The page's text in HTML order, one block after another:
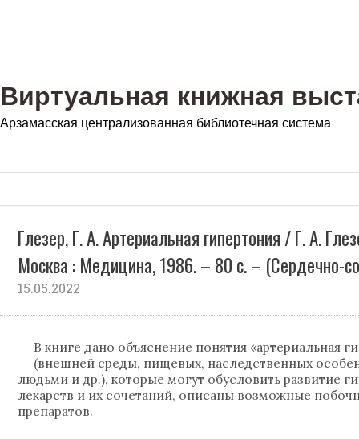
Виртуальная книжная
Арзамасская централизованная библиотечная система
Глезер, Г. А. Артериальная гипертония / Г. А.
Москва : Медицина, 1986. – 80 с. – (Сердечно-
15.05.2022
В книге дано объяснение понятия «артериальная
(внешней среды, пищевых, наследственных
людьми и др.), которые могут обусловить развитие
лекарств и их сочетаний, описаны возможные
препаратов.